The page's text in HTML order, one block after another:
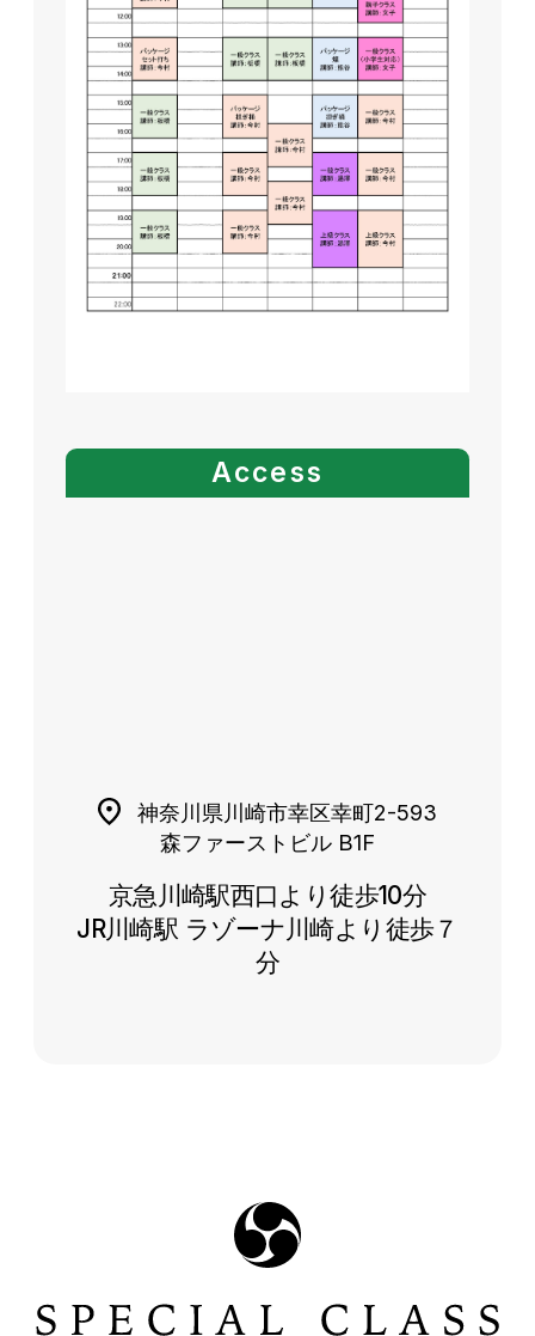
Access
神奈川県川崎市幸区幸町2-593
森ファーストビル B1F
京急川崎駅西口より徒歩10分
JR川崎駅 ラゾーナ川崎より徒歩７
分